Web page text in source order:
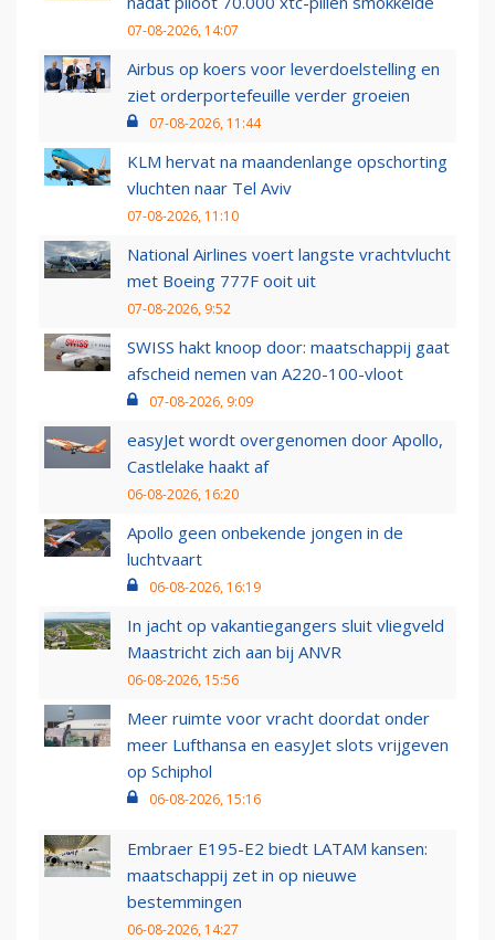
07-08-2026, 14:07
Airbus op koers voor leverdoelstelling en
ziet orderportefeuille verder groeien
07-08-2026, 11:44
KLM hervat na maandenlange opschorting
vluchten naar Tel Aviv
07-08-2026, 11:10
National Airlines voert langste vrachtvlucht
met Boeing 777F ooit uit
07-08-2026, 9:52
SWISS hakt knoop door: maatschappij gaat
afscheid nemen van A220-100-vloot
07-08-2026, 9:09
easyJet wordt overgenomen door Apollo,
Castlelake haakt af
06-08-2026, 16:20
Apollo geen onbekende jongen in de
luchtvaart
06-08-2026, 16:19
In jacht op vakantiegangers sluit vliegveld
Maastricht zich aan bij ANVR
06-08-2026, 15:56
Meer ruimte voor vracht doordat onder
meer Lufthansa en easyJet slots vrijgeven
op Schiphol
06-08-2026, 15:16
Embraer E195-E2 biedt LATAM kansen:
maatschappij zet in op nieuwe
bestemmingen
06-08-2026, 14:27